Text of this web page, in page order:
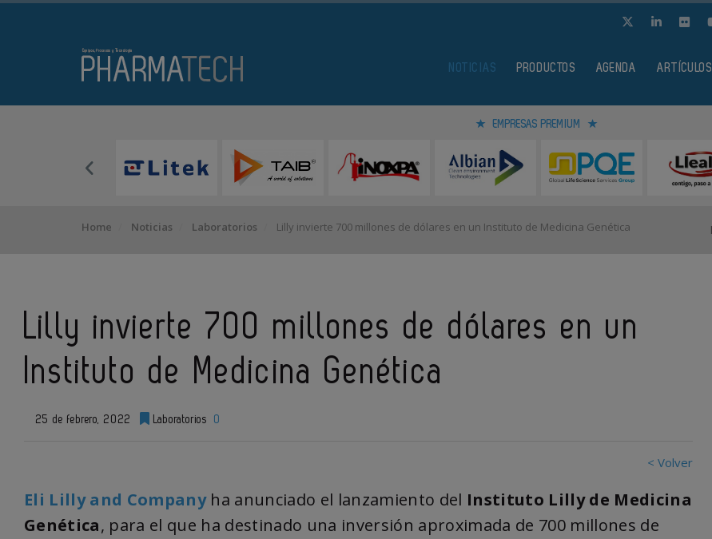
NOTICIAS PRODUCTOS AGENDA ARTÍCULOS
EMPRESAS PREMIUM
Home Noticias Laboratorios Lilly invierte 700 millones de dólares en un Instituto de Medicina Genética
Lilly invierte 700 millones de dólares en un
Instituto de Medicina Genética
25 de febrero, 2022 Laboratorios 0
< Volver
Eli Lilly and Companyha anunciado el lanzamiento del Instituto Lilly de Medicina
Genética, para el que ha destinado una inversión aproximada de 700 millones de